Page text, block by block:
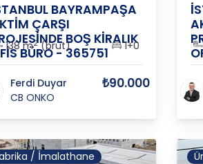
BAYRAMPAŞA
ÇARŞI
BOŞ KİRALIK
BÜRO - 365751
138 m2(brüt) 1+0
Ferdi Duyar
CB ONKO
₺90.000
/ İmalathane